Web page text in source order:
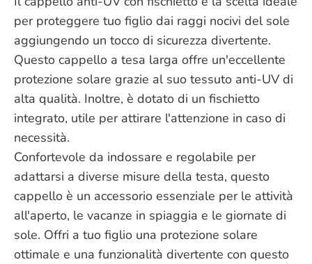
per proteggere tuo figlio dai raggi nocivi del sole
aggiungendo un tocco di sicurezza divertente.
Questo cappello a tesa larga offre un'eccellente
protezione solare grazie al suo tessuto anti-UV di
alta qualità. Inoltre, è dotato di un fischietto
integrato, utile per attirare l'attenzione in caso di
necessità.
Confortevole da indossare e regolabile per
adattarsi a diverse misure della testa, questo
cappello è un accessorio essenziale per le attività
all'aperto, le vacanze in spiaggia e le giornate di
sole. Offri a tuo figlio una protezione solare
ottimale e una funzionalità divertente con questo